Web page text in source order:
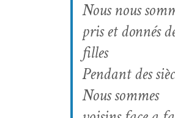
Nous nous
pris et don­nés
filles
Pen­dant des
Nous sommes